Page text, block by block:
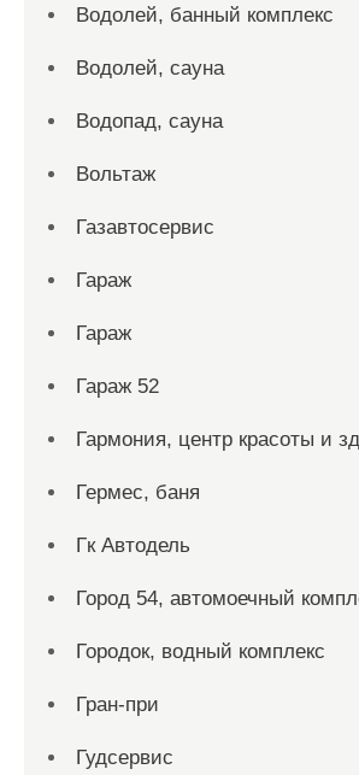
Водолей, банный комплекс
Водолей, сауна
Водопад, сауна
Вольтаж
Газавтосервис
Гараж
Гараж
Гараж 52
Гармония, центр красоты и
Гермес, баня
Гк Автодель
Город 54, автомоечный
Городок, водный комплекс
Гран-при
Гудсервис